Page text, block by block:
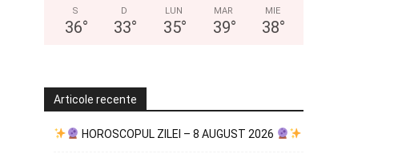
S
36°
D
33°
LUN
35°
MAR
39°
MIE
38°
Articole recente
HOROSCOPUL ZILEI – 8 AUGUST 2026